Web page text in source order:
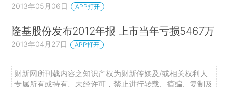
2013年05月06日 APP打开
隆基股份发布2012年报 上市当年亏损5467万
2013年04月27日 APP打开
财新网所刊载内容之知识产权为财新传媒及/或相关权利人
专属所有或持有。未经许可，禁止进行转载、摘编、复制及